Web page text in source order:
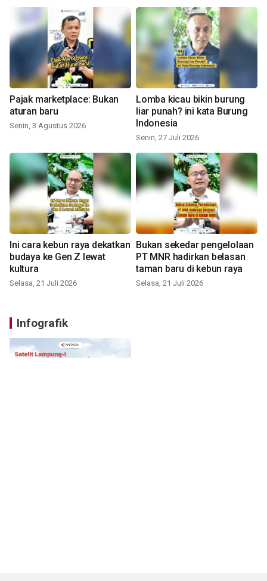
Pajak marketplace: Bukan
aturan baru
Senin, 3 Agustus 2026
Lomba kicau bikin burung
liar punah? ini kata Burung
Indonesia
Senin, 27 Juli 2026
Ini cara kebun raya dekatkan
budaya ke Gen Z lewat
kultura
Selasa, 21 Juli 2026
Bukan sekedar pengelolaan
PT MNR hadirkan belasan
taman baru di kebun raya
Selasa, 21 Juli 2026
Infografik